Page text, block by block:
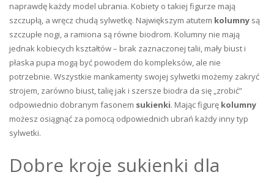
naprawdę każdy model ubrania. Kobiety o takiej figurze mają
szczupłą, a wręcz chudą sylwetkę. Największym atutem kolumny są
szczupłe nogi, a ramiona są równe biodrom. Kolumny nie mają
jednak kobiecych kształtów – brak zaznaczonej talii, mały biust i
płaska pupa mogą być powodem do kompleksów, ale nie
potrzebnie. Wszystkie mankamenty swojej sylwetki możemy zakryć
strojem, zarówno biust, talię jak i szersze biodra da się „zrobić”
odpowiednio dobranym fasonem sukienki. Mając figurę kolumny
możesz osiągnąć za pomocą odpowiednich ubrań każdy inny typ
sylwetki.
Dobre kroje sukienki dla